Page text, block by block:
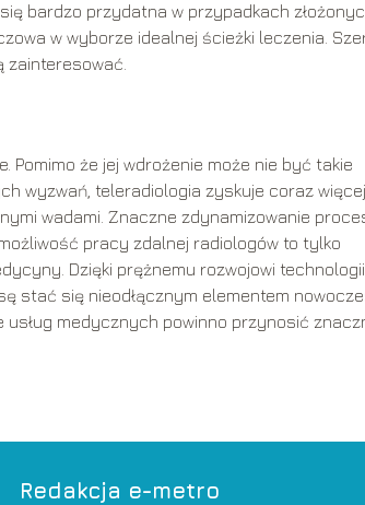
bardzo przydatna w przypadkach
w wyborze idealnej ścieżki leczenia.
zainteresować.
że jej wdrożenie może nie być takie
wyzwań, teleradiologia zyskuje coraz więcej
wadami. Znaczne zdynamizowanie
pracy zdalnej radiologów to tylko
Dzięki prężnemu rozwojowi
stać się nieodłącznym elementem
medycznych powinno przynosić
Redakcja e-metro